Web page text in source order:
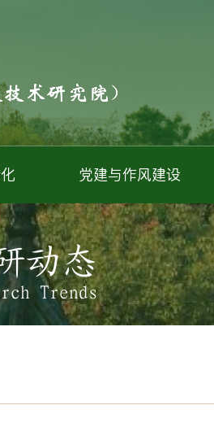
党建与作风建设
动态
Trends